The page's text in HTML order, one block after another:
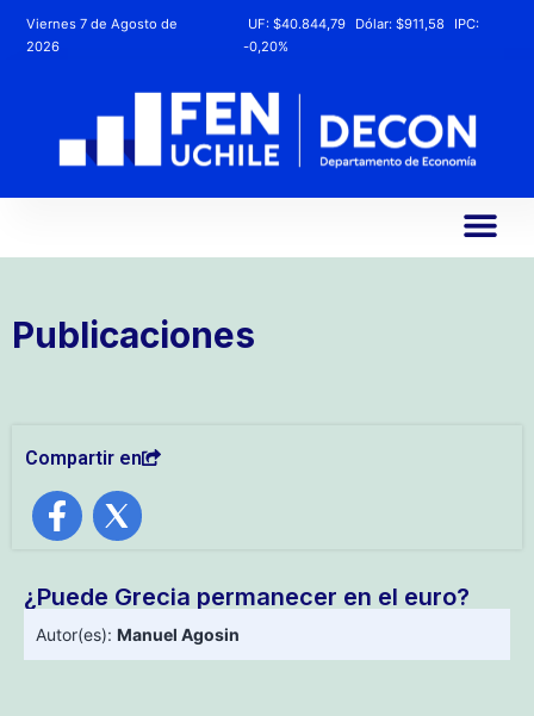
Viernes 7 de Agosto de
2026
UF:$40.844,79 Dólar:$911,58
IPC:
-0,20%
Publicaciones
Compartir en
¿Puede Grecia permanecer en el euro?
Autor(es): Manuel Agosin